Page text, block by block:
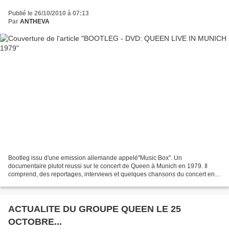
Publié le 26/10/2010 à 07:13
Par ANTHEVA
Bootleg issu d'une emission allemande appelé''Music Box''. Un
documentaire plutot reussi sur le concert de Queen à Munich en 1979. Il
comprend, des reportages, interviews et quelques chansons du concert en
ACTUALITE DU GROUPE QUEEN LE 25
OCTOBRE...